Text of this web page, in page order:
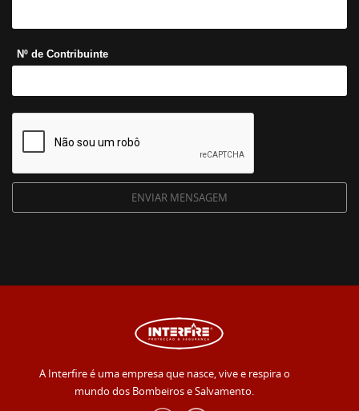
Nº de Contribuinte
A Interfire é uma empresa que nasce, vive e respira o
mundo dos Bombeiros e Salvamento.